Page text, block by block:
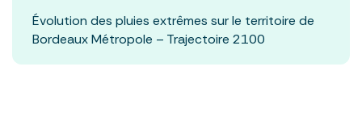
Évolution des pluies extrêmes sur le territoire de
Bordeaux Métropole – Trajectoire 2100